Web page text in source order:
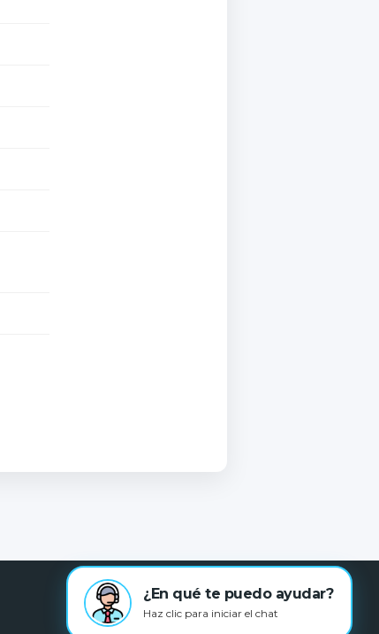
¿En qué te puedo ayudar?
Haz clic para iniciar el chat